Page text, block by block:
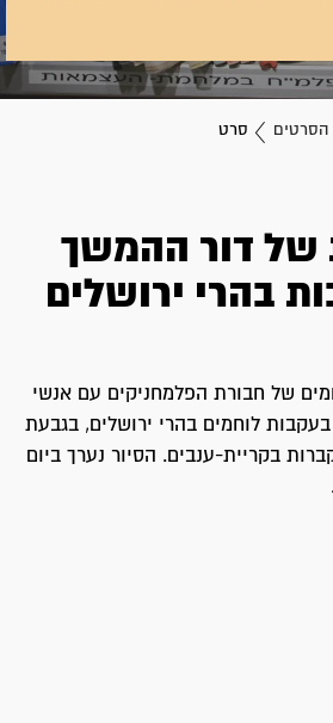
הסרטים סרט
של דור ההמשך
בהרי ירושלים
של חבורת הפלמחניקים עם אנשי
לוחמים בהרי ירושלים, בגבעת
בקריית-ענבים. הסיור נערך ביום